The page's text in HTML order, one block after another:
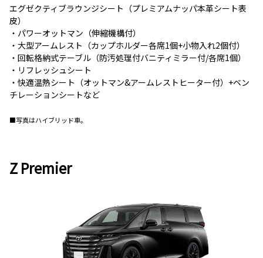
エグゼクティブラウンジシート（プレミアムナッパ本革シート表
皮）
・パワーオットマン（伸縮機構付）
・大型アームレスト（カップホルダー各席1個+小物入れ2個付）
・回転格納式テーブル（防汚処理付バニティミラー付/各席1個）
・リフレッシュシート
・快適温熱シート（オットマン&アームレストヒーター付）+ベン
チレーションシートなど
■写真はハイブリッド車。
Z Premier